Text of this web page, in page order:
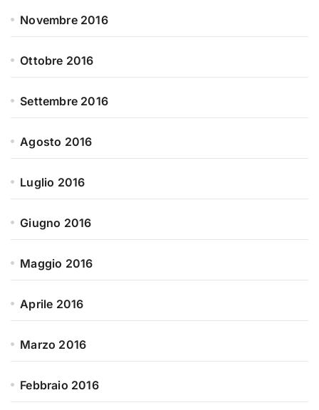
Novembre 2016
Ottobre 2016
Settembre 2016
Agosto 2016
Luglio 2016
Giugno 2016
Maggio 2016
Aprile 2016
Marzo 2016
Febbraio 2016